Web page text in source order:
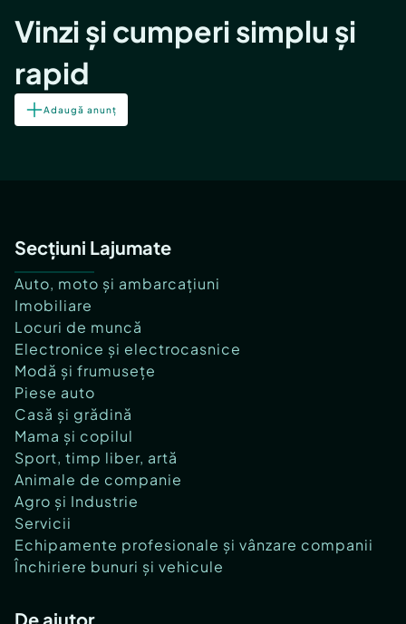
Vinzi și cumperi simplu și
rapid
Adaugă anunț
Secțiuni Lajumate
Auto, moto și ambarcațiuni
Imobiliare
Locuri de muncă
Electronice și electrocasnice
Modă și frumusețe
Piese auto
Casă și grădină
Mama și copilul
Sport, timp liber, artă
Animale de companie
Agro și Industrie
Servicii
Echipamente profesionale și vânzare companii
Închiriere bunuri și vehicule
De ajutor